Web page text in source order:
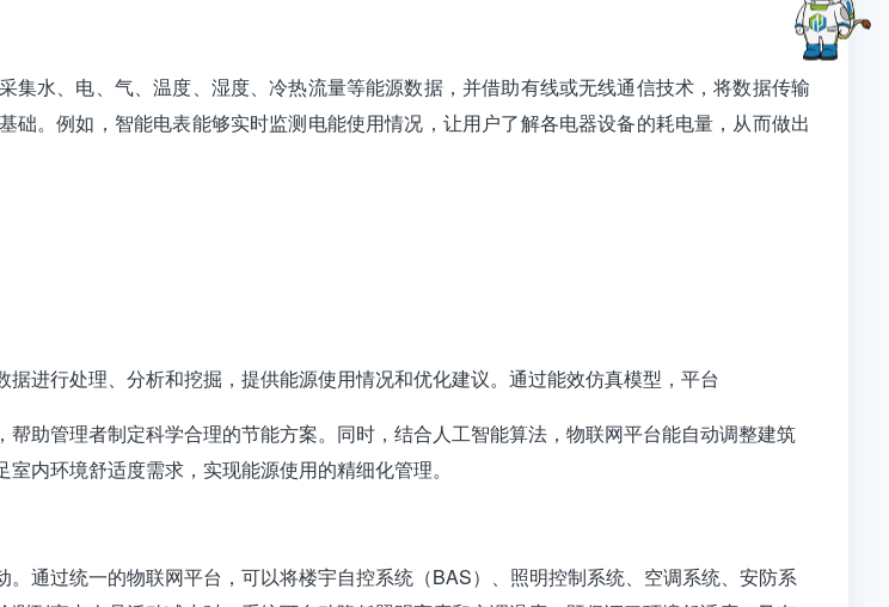
水、电、气、温度、湿度、冷热流量等能源数据，并借助有线或无线通信技术，将数据传输
。例如，智能电表能够实时监测电能使用情况，让用户了解各电器设备的耗电量，从而做出
进行处理、分析和挖掘，提供能源使用情况和优化建议。通过能效仿真模型，平台
助管理者制定科学合理的节能方案。同时，结合人工智能算法，物联网平台能自动调整建筑
内环境舒适度需求，实现能源使用的精细化管理。
通过统一的物联网平台，可以将楼宇自控系统（BAS）、照明控制系统、空调系统、安防系